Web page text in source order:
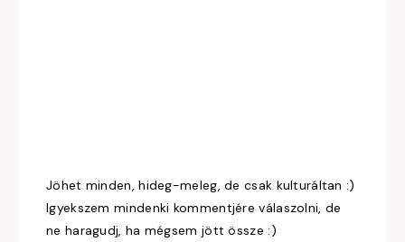
Jöhet minden, hideg-meleg, de csak kulturáltan :)
Igyekszem mindenki kommentjére válaszolni, de
ne haragudj, ha mégsem jött össze :)